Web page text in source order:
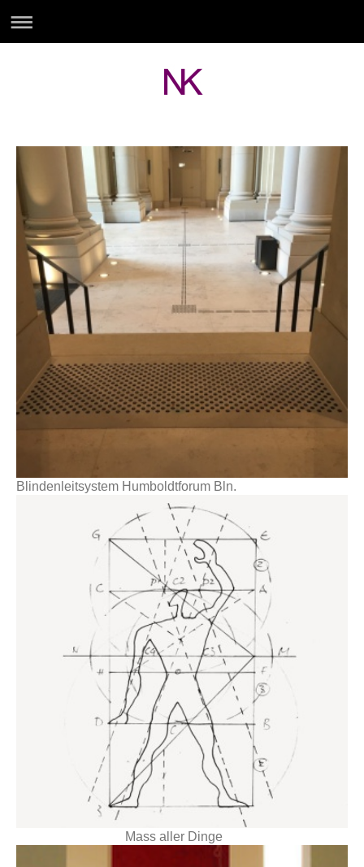
Blindenleitsystem Humboldtforum Bln.
Mass aller Dinge